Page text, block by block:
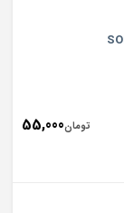
تومان55,000